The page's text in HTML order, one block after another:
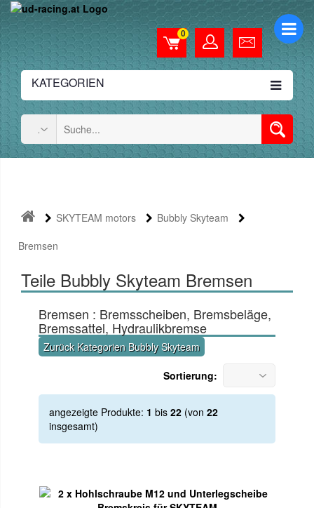
KATEGORIEN
0
SKYTEAM motors
Bubbly Skyteam
Bremsen
Teile Bubbly Skyteam Bremsen
Bremsen : Bremsscheiben, Bremsbeläge,
Bremssattel, Hydraulikbremse
Zurück Kategorien Bubbly Skyteam
Sortierung:
angezeigte Produkte: 1 bis 22 (von 22
insgesamt)